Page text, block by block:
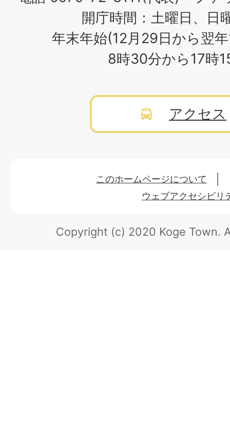
開庁時間：土曜日、日
年末年始(12月29日から翌
8時30分から17時
アクセス
このホームページについて
ウェブアクセシビリ
Copyright (c) 2020 Koge Town.